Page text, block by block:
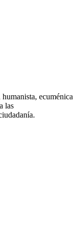
ecuménica
las